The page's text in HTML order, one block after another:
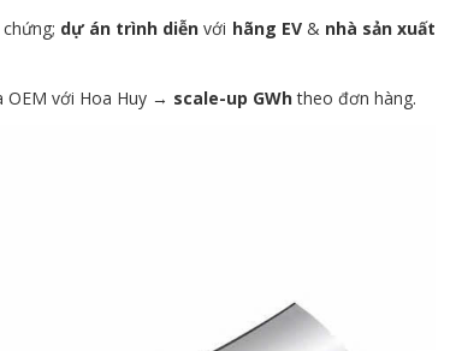
dự án trình diễn với hãng EV& nhà sản xuất
OEM với Hoa Huy → scale-up GWhtheo đơn hàng.